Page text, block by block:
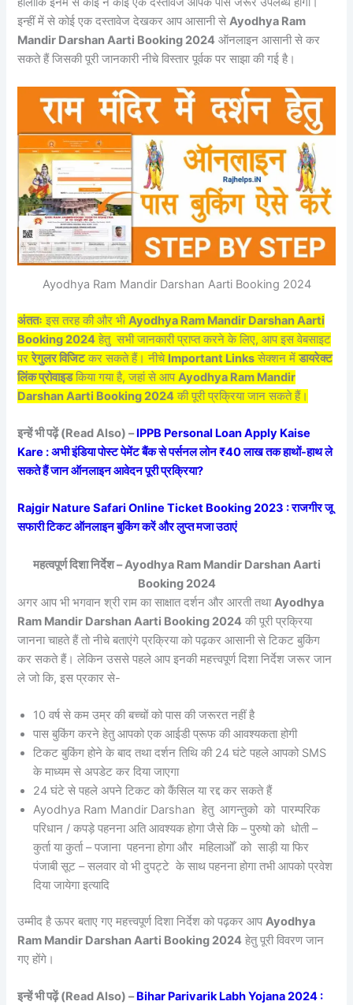
इन्हीं में से कोई एक दस्तावेज देखकर आप आसानी सेAyodhya Ram
Mandir Darshan Aarti Booking 2024 ऑनलाइन आसानी से कर
सकते हैं जिसकी पूरी जानकारी नीचे विस्तार पूर्वक पर साझा की गई है।
Ayodhya Ram Mandir Darshan Aarti Booking 2024
अंततः इस तरह की और भी Ayodhya Ram Mandir Darshan Aarti
Booking 2024 हेतु सभी जानकारी प्राप्त करने के लिए, आप इस वेबसाइट
पररेगुलर विजिटकर सकते हैं। नीचे Important Links सेक्शन मेंडायरेक्ट
लिंक प्रोवाइडकिया गया है, जहां से आप Ayodhya Ram Mandir
Darshan Aarti Booking 2024 की पूरी प्रक्रिया जान सकते हैं।
इन्हें भी पढ़ें (Read Also) –IPPB Personal Loan Apply Kaise
Kare : अभी इंडिया पोस्ट पेमेंट बैंक से पर्सनल लोन ₹40 लाख तक हाथों-हाथ ले
सकते हैं जान ऑनलाइन आवेदन पूरी प्रक्रिया?
Rajgir Nature Safari Online Ticket Booking 2023 : राजगीर जू
सफारी टिकट ऑनलाइन बुकिंग करें और लुप्त मजा उठाएं
महत्वपूर्ण दिशा निर्देश – Ayodhya Ram Mandir Darshan Aarti
Booking 2024
अगर आप भी भगवान श्री राम का साक्षात दर्शन और आरती तथा Ayodhya
Ram Mandir Darshan Aarti Booking 2024 की पूरी प्रक्रिया
जानना चाहते हैं तो नीचे बताएंगे प्रक्रिया को पढ़कर आसानी से टिकट बुकिंग
कर सकते हैं। लेकिन उससे पहले आप इनकी महत्त्वपूर्ण दिशा निर्देश जरूर जान
ले जो कि, इस प्रकार से-
10 वर्ष से कम उम्र की बच्चों को पास की जरूरत नहीं है
पास बुकिंग करने हेतु आपको एक आईडी प्रूफ की आवश्यकता होगी
टिकट बुकिंग होने के बाद तथा दर्शन तिथि की 24 घंटे पहले आपको SMS
के माध्यम से अपडेट कर दिया जाएगा
24 घंटे से पहले अपने टिकट को कैंसिल या रद्द कर सकते हैं
Ayodhya Ram Mandir Darshan हेतु आगन्तुको को पारम्परिक
परिधान / कपड़े पहनना अति आवश्यक होगा जैसे कि – पुरुषो को धोती –
कुर्ता या कुर्ता – पजाना पहनना होगा और महिलाओँ को साड़ी या फिर
पंजाबी सूट – सलवार वो भी दुपट्टे के साथ पहनना होगा तभी आपको प्रवेश
दिया जायेगा इत्यादि
उम्मीद है ऊपर बताए गए महत्त्वपूर्ण दिशा निर्देश को पढ़कर आपAyodhya
Ram Mandir Darshan Aarti Booking 2024 हेतु पूरी विवरण जान
गए होंगे।
इन्हें भी पढ़ें (Read Also) –Bihar Parivarik Labh Yojana 2024 :